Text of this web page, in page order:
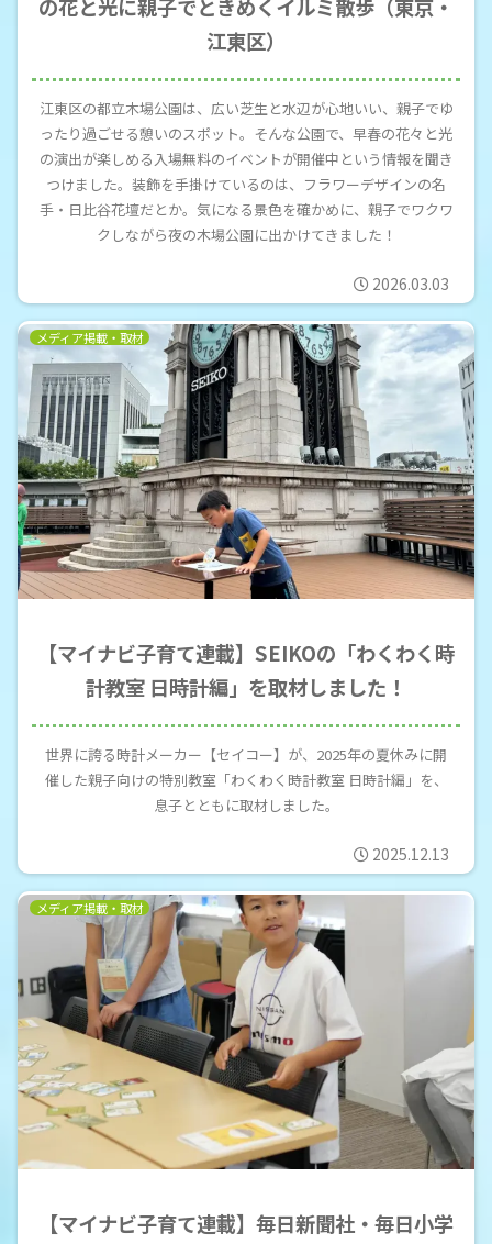
の花と光に親子でときめくイルミ散歩（東京・
江東区）
江東区の都立木場公園は、広い芝生と水辺が心地いい、親子でゆ
ったり過ごせる憩いのスポット。そんな公園で、早春の花々と光
の演出が楽しめる入場無料のイベントが開催中という情報を聞き
つけました。装飾を手掛けているのは、フラワーデザインの名
手・日比谷花壇だとか。気になる景色を確かめに、親子でワクワ
クしながら夜の木場公園に出かけてきました！
2026.03.03
メディア掲載・取材
【マイナビ子育て連載】SEIKOの「わくわく時
計教室 日時計編」を取材しました！
世界に誇る時計メーカー【セイコー】が、2025年の夏休みに開
催した親子向けの特別教室「わくわく時計教室 日時計編」を、
息子とともに取材しました。
2025.12.13
メディア掲載・取材
【マイナビ子育て連載】毎日新聞社・毎日小学